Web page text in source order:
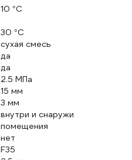
10 °С
30 °С
сухая смесь
да
да
2.5 МПа
15 мм
3 мм
внутри и снаружи
помещения
нет
F35